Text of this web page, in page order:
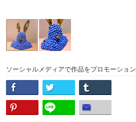
ソーシャルメディアで作品をプロモーション